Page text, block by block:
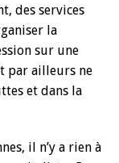
des services
la
sur une
par ailleurs ne
et dans la
il n’y a rien à